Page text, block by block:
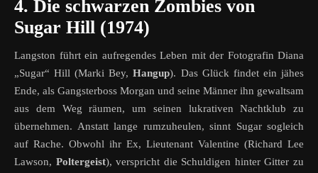
4. Die schwarzen Zombies von
Sugar Hill (1974)
Langston führt ein aufregendes Leben mit der Fotografin Diana
„Sugar“ Hill (Marki Bey,Hangup). Das Glück findet ein jähes
Ende, als Gangsterboss Morgan und seine Männer ihn gewaltsam
aus dem Weg räumen, um seinen lukrativen Nachtklub zu
übernehmen. Anstatt lange rumzuheulen, sinnt Sugar sogleich
auf Rache. Obwohl ihr Ex, Lieutenant Valentine (Richard Lee
Lawson, Poltergeist), verspricht die Schuldigen hinter Gitter zu